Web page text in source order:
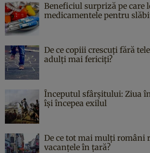
Beneficiul surpriză pe care
medicamentele pentru
De ce copiii crescuți fără
adulți mai fericiți?
Începutul sfârşitului: Ziua
îşi începea exilul
De ce tot mai mulți români
vacanțele în țară?